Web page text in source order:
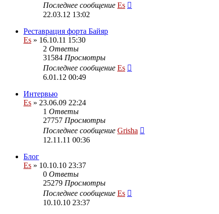
Последнее сообщение Es
22.03.12 13:02
Реставрация форта Байяр
Es » 16.10.11 15:30
2 Ответы
31584 Просмотры
Последнее сообщение Es
6.01.12 00:49
Интервью
Es » 23.06.09 22:24
1 Ответы
27757 Просмотры
Последнее сообщение Grisha
12.11.11 00:36
Блог
Es » 10.10.10 23:37
0 Ответы
25279 Просмотры
Последнее сообщение Es
10.10.10 23:37